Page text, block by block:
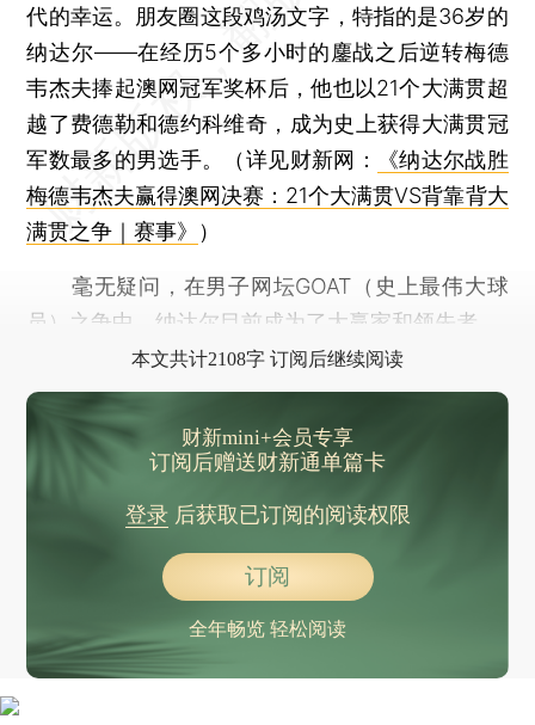
代的幸运。朋友圈这段鸡汤文字，特指的是36岁的
纳达尔——在经历5个多小时的鏖战之后逆转梅德
韦杰夫捧起澳网冠军奖杯后，他也以21个大满贯超
越了费德勒和德约科维奇，成为史上获得大满贯冠
军数最多的男选手。（详见财新网：
《纳达尔战胜
梅德韦杰夫赢得澳网决赛：21个大满贯VS背靠背大
满贯之争｜赛事》
）
毫无疑问，在男子网坛GOAT（史上最伟大球
员）之争中，纳达尔目前成为了大赢家和领先者。
本文共计2108字 订阅后继续阅读
财新mini+会员专享
订阅后赠送财新通单篇卡
登录后获取已订阅的阅读权限
订阅
全年畅览 轻松阅读